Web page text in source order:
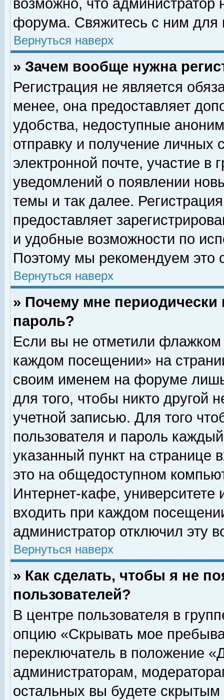
возможно, что
форума. Свяжитесь с ним для
Вернуться наверх
» Зачем вообще нужна
Регистрация не является
менее, она предоставляет
удобства, недоступные
отправку и получение личных
электронной почте, участие в
уведомлений о появлении
темы и так далее.
предоставляет
и удобные возможности по
Поэтому мы рекомендуем это
Вернуться наверх
» Почему мне
пароль?
Если вы не отметили флажком
каждом посещении» на
своим именем на форуме
для того, чтобы никто другой
учетной записью. Для того
пользователя и пароль
указанный пункт на
это на общедоступном
Интернет-кафе, университете
входить при каждом
администратор отключил эту
Вернуться наверх
» Как сделать, чтобы я не
пользователей?
В центре пользователя в
опцию «Скрывать мое
переключатель в положение
администраторам,
остальных вы будете скрытым